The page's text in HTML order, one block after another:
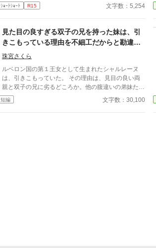
ろうと、ヴィオラは育った町をでる。 なんとか、
王都での仕事も見つけ、新しい生活は順風満帆──か
いといっていたマカリが、ヴィオラを追ってき
て……。
ｼｮｰﾄｼｮｰﾄ R15 文字数：5,254
見た目の良すぎる双子の兄を持った妹は、引
きこもっている理由を不細工だからと勘違い
されていましたが、身内にも誤解されていた
珠宮さくら
ルベロン国の第１王女として生まれたシャルレーヌ
は、引きこもっていた。 その理由は、見目の良い両
親と双子の兄に劣るどころか。他の腹違いの弟妹たち
より、不細工な顔をしているからだと噂されていた
が、実際のところは全然違っていたのだが、そんな片
短編 文字数：30,100